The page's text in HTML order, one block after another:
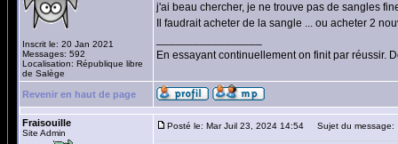
Inscrit le: 20 Jan 2021
Messages: 592
Localisation: République libre
de Salège
j'ai beau chercher, je ne trouve pas de sangles
Il faudrait acheter de la sangle ... ou acheter 2
En essayant continuellement on finit par réussir.
Revenir en haut de page
Fraisouille
Site Admin
Posté le: Mar Juil 23, 2024 14:54 Sujet du message: